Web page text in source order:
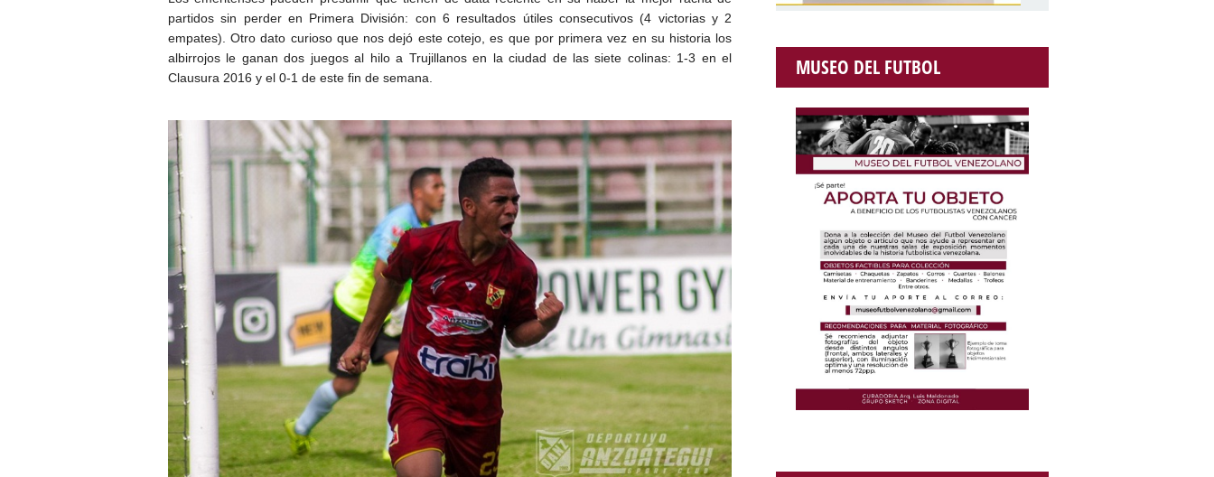
partidos sin perder en Primera División: con 6 resultados útiles consecutivos (4 victorias y 2
empates). Otro dato curioso que nos dejó este cotejo, es que por primera vez en su historia los
albirrojos le ganan dos juegos al hilo a Trujillanos en la ciudad de las siete colinas: 1-3 en el
Clausura 2016 y el 0-1 de este fin de semana.
MUSEO DEL FUTBOL